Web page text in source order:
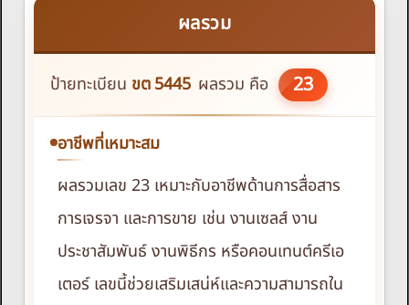
ผลรวม
ป้ายทะเบียน ขต5445 ผลรวม คือ 23
อาชีพที่เหมาะสม
ผลรวมเลข 23 เหมาะกับอาชีพด้านการสื่อสาร
การเจรจา และการขาย เช่น งานเซลส์ งาน
ประชาสัมพันธ์ งานพิธีกร หรือคอนเทนต์ครีเอ
เตอร์ เลขนี้ช่วยเสริมเสน่ห์และความสามารถใน